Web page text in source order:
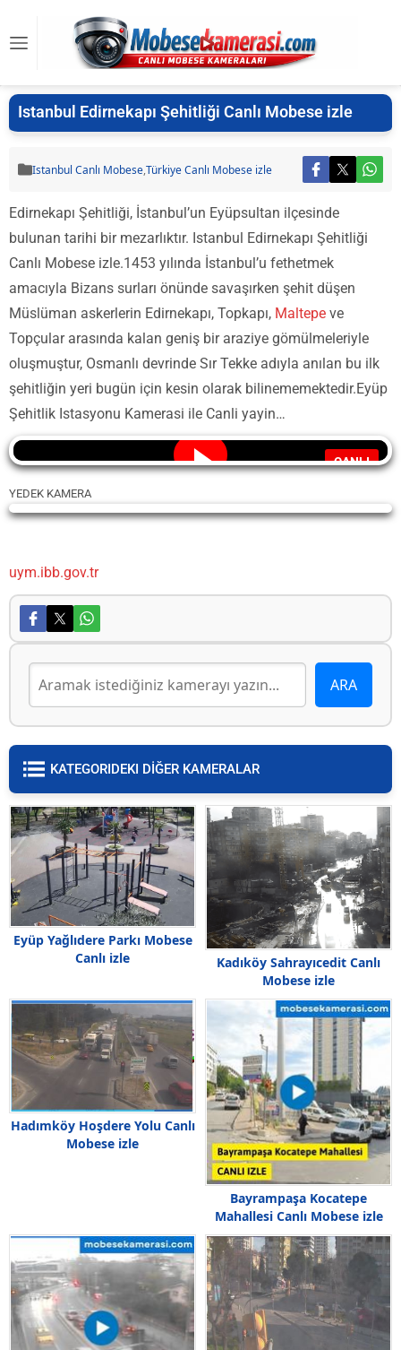
Istanbul Edirnekapı Şehitliği Canlı Mobese izle
Istanbul Canlı Mobese,Türkiye Canlı Mobese izle
Edirnekapı Şehitliği, İstanbul’un Eyüpsultan ilçesinde
bulunan tarihi bir mezarlıktır. Istanbul Edirnekapı Şehitliği
Canlı Mobese izle.1453 yılında İstanbul’u fethetmek
amacıyla Bizans surları önünde savaşırken şehit düşen
Müslüman askerlerin Edirnekapı, Topkapı, Maltepe ve
Topçular arasında kalan geniş bir araziye gömülmeleriyle
oluşmuştur, Osmanlı devrinde Sır Tekke adıyla anılan bu ilk
şehitliğin yeri bugün için kesin olarak bilinememektedir.Eyüp
Şehitlik Istasyonu Kamerasi ile Canli yayin…
CANLI
YEDEK KAMERA
Yayın Yükleniyor...
uym.ibb.gov.tr
KATEGORIDEKI DİĞER KAMERALAR
Eyüp Yağlıdere Parkı Mobese
Canlı izle
Kadıköy Sahrayıcedit Canlı
Mobese izle
Hadımköy Hoşdere Yolu Canlı
Mobese izle
Bayrampaşa Kocatepe
Mahallesi Canlı Mobese izle